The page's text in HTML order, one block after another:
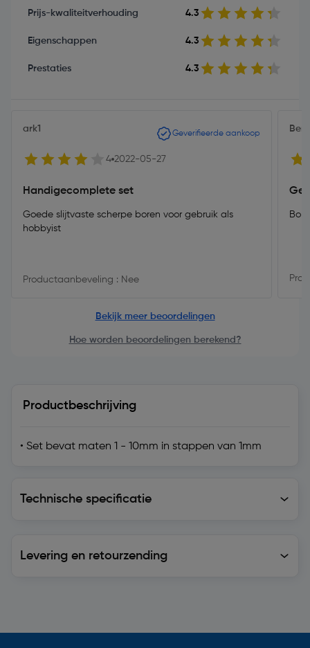
Prijs-kwaliteitverhouding 4.3
Eigenschappen 4.3
Prestaties 4.3
ark1 Geverifieerde aankoop
4 2022-05-27
Handigecomplete set
Goede slijtvaste scherpe boren voor gebruik als
hobbyist
Productaanbeveling : Nee
Bekijk meer beoordelingen
Hoe worden beoordelingen berekend?
Productbeschrijving
• Set bevat maten 1 - 10mm in stappen van 1mm
Technische specificatie
Levering en retourzending